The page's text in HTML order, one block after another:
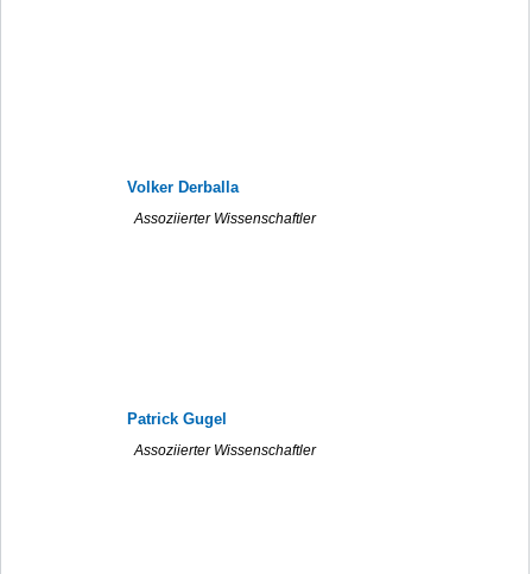
Volker Derballa
Assoziierter Wissenschaftler
Patrick Gugel
Assoziierter Wissenschaftler